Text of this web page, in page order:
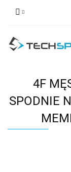
4F
SPODNIE